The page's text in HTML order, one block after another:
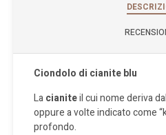
Ciondolo di cianite blu
Lacianiteil cui nome deriva
oppure a volte indicato come
profondo.